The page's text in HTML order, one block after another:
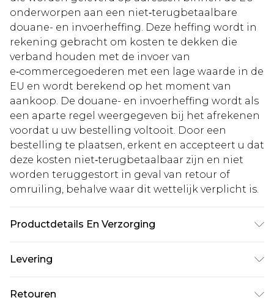
onderworpen aan een niet‑terugbetaalbare
douane- en invoerheffing. Deze heffing wordt in
rekening gebracht om kosten te dekken die
verband houden met de invoer van
e‑commercegoederen met een lage waarde in de
EU en wordt berekend op het moment van
aankoop. De douane- en invoerheffing wordt als
een aparte regel weergegeven bij het afrekenen
voordat u uw bestelling voltooit. Door een
bestelling te plaatsen, erkent en accepteert u dat
deze kosten niet‑terugbetaalbaar zijn en niet
worden teruggestort in geval van retour of
omruiling, behalve waar dit wettelijk verplicht is.
Productdetails En Verzorging
VOERING:100%POLYESTER, MODEL DRAAGT UK
Levering
Standaardlevering Nederland
€5.99
Retouren